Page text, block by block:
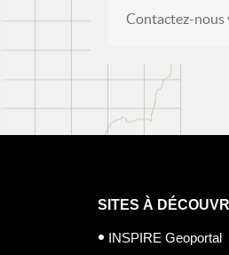
Contactez-nous
SITES À
INSPIRE Geoportal